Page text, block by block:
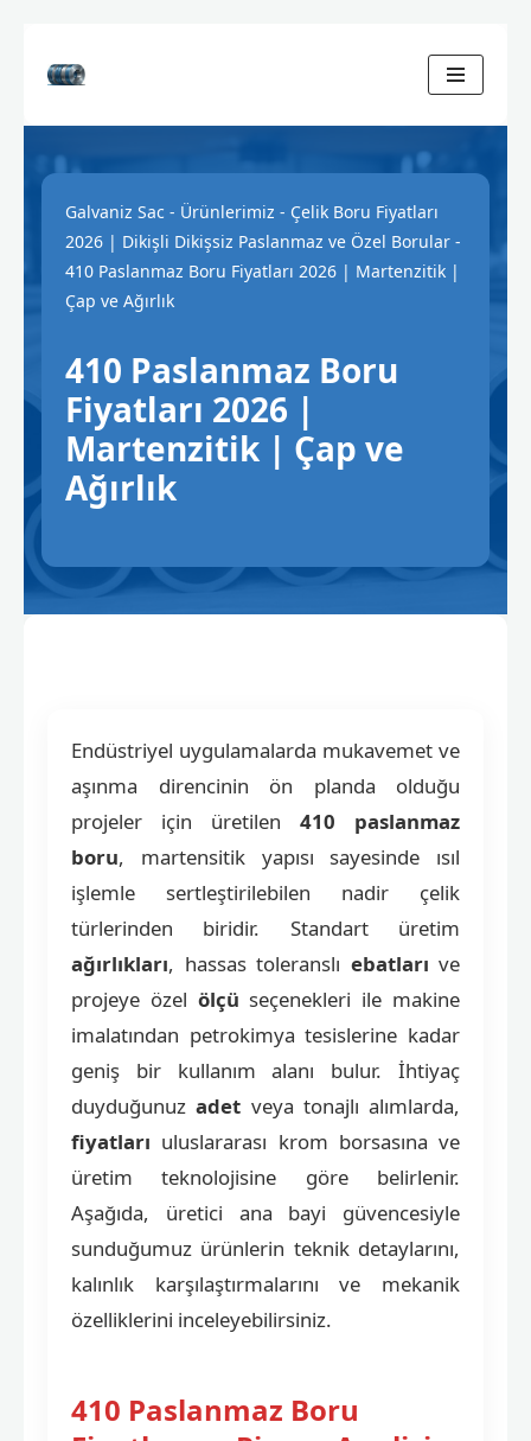
İçeriğe
geç
Galvaniz Sac - Ürünlerimiz - Çelik Boru Fiyatları
2026 | Dikişli Dikişsiz Paslanmaz ve Özel Borular -
410 Paslanmaz Boru Fiyatları 2026 | Martenzitik |
Çap ve Ağırlık
410 Paslanmaz Boru
Fiyatları 2026 |
Martenzitik | Çap ve
Ağırlık
Endüstriyel uygulamalarda mukavemet ve
aşınma direncinin ön planda olduğu
projeler için üretilen 410 paslanmaz
boru, martensitik yapısı sayesinde ısıl
işlemle sertleştirilebilen nadir çelik
türlerinden biridir. Standart üretim
ağırlıkları, hassas toleranslı ebatları ve
projeye özel ölçü seçenekleri ile makine
imalatından petrokimya tesislerine kadar
geniş bir kullanım alanı bulur. İhtiyaç
duyduğunuzadet veya tonajlı alımlarda,
fiyatları uluslararası krom borsasına ve
üretim teknolojisine göre belirlenir.
Aşağıda, üretici ana bayi güvencesiyle
sunduğumuz ürünlerin teknik detaylarını,
kalınlık karşılaştırmalarını ve mekanik
özelliklerini inceleyebilirsiniz.
410 Paslanmaz Boru